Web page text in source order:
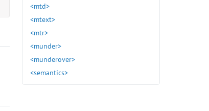
<mtd>
<mtext>
<mtr>
<munder>
<munderover>
<semantics>